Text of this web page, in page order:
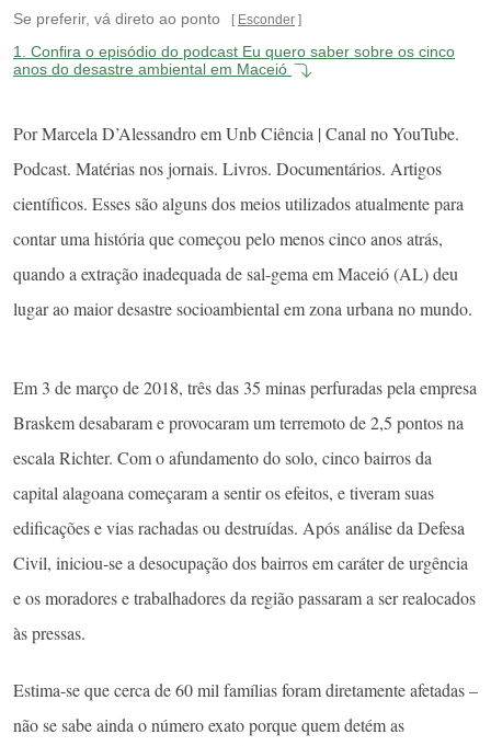
Se preferir, vá direto ao ponto Esconder
1. Confira o episódio do podcast Eu quero saber sobre os cinco
anos do desastre ambiental em Maceió
Por Marcela D’Alessandro em Unb Ciência | Canal no YouTube.
Podcast. Matérias nos jornais. Livros. Documentários. Artigos
científicos. Esses são alguns dos meios utilizados atualmente para
contar uma história que começou pelo menos cinco anos atrás,
quando a extração inadequada de sal-gema em Maceió (AL) deu
lugar ao maior desastre socioambiental em zona urbana no mundo.
Em 3 de março de 2018, três das 35 minas perfuradas pela empresa
Braskem desabaram e provocaram um terremoto de 2,5 pontos na
escala Richter. Com o afundamento do solo, cinco bairros da
capital alagoana começaram a sentir os efeitos, e tiveram suas
edificações e vias rachadas ou destruídas. Após análise da Defesa
Civil, iniciou-se a desocupação dos bairros em caráter de urgência
e os moradores e trabalhadores da região passaram a ser realocados
às pressas.
Estima-se que cerca de 60 mil famílias foram diretamente afetadas –
não se sabe ainda o número exato porque quem detém as